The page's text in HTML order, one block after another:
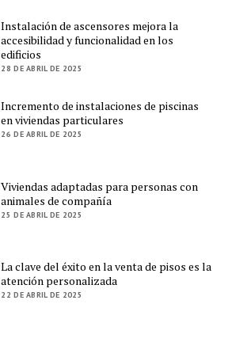
Instalación de ascensores mejora la
accesibilidad y funcionalidad en los
edificios
28 DE ABRIL DE 2025
Incremento de instalaciones de piscinas
en viviendas particulares
26 DE ABRIL DE 2025
Viviendas adaptadas para personas con
animales de compañía
25 DE ABRIL DE 2025
La clave del éxito en la venta de pisos es la
atención personalizada
22 DE ABRIL DE 2025